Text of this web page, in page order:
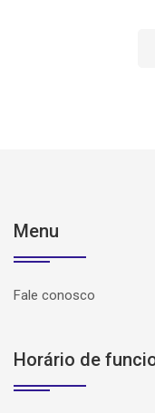
Menu
Fale conosco
Horário de